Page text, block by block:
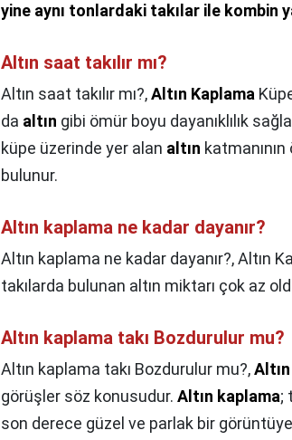
yine aynı tonlardaki takılar ile kombin
Altın saat takılır mı?
Altın saat takılır mı?,Altın Kaplama
da altın gibi ömür boyu dayanıklılık
küpe üzerinde yer alan altın
bulunur.
Altın kaplama ne kadar dayanır?
Altın kaplama ne kadar dayanır?,Altın
takılarda bulunan altın miktarı çok az
Altın kaplama takı Bozdurulur mu?
Altın kaplama takı Bozdurulur mu?,Altın
görüşler söz konusudur. Altın kaplama;
son derece güzel ve parlak bir